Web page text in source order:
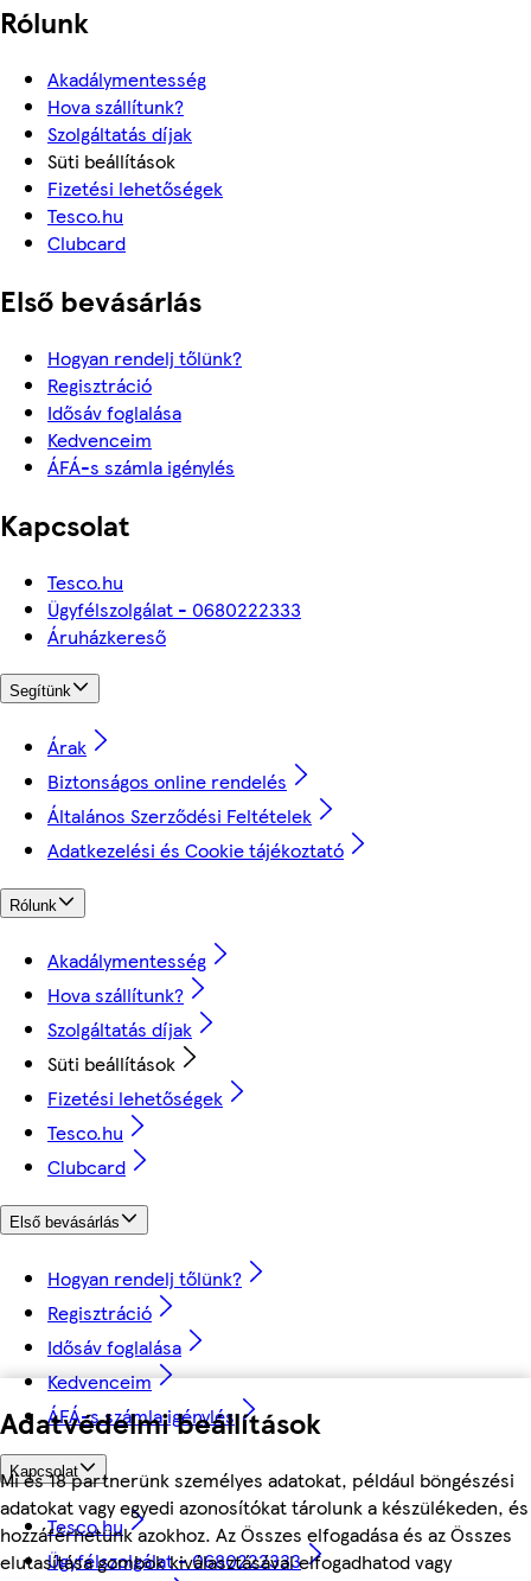
Adatvédelmi beállítások
Mi és 18 partnerünk személyes adatokat, például böngészési
adatokat vagy egyedi azonosítókat tárolunk a készülékeden, és
hozzáférhetünk azokhoz. Az Összes elfogadása és az Összes
elutasítása gombok kiválasztásával elfogadhatod vagy
Rólunk
Akadálymentesség
Hova szállítunk?
Szolgáltatás díjak
Süti beállítások
Fizetési lehetőségek
Tesco.hu
Clubcard
Első bevásárlás
Hogyan rendelj tőlünk?
Regisztráció
Idősáv foglalása
Kedvenceim
ÁFÁ-s számla igénylés
Kapcsolat
Tesco.hu
Ügyfélszolgálat - 0680222333
Áruházkereső
Segítünk
Árak
Biztonságos online rendelés
Általános Szerződési Feltételek
Adatkezelési és Cookie tájékoztató
Rólunk
Akadálymentesség
Hova szállítunk?
Szolgáltatás díjak
Süti beállítások
Fizetési lehetőségek
Tesco.hu
Clubcard
Első bevásárlás
Hogyan rendelj tőlünk?
Regisztráció
Idősáv foglalása
Kedvenceim
ÁFÁ-s számla igénylés
Kapcsolat
Tesco.hu
Ügyfélszolgálat - 0680222333